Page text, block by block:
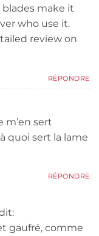
blades make it
who use it.
review on
RÉPONDRE
m’en sert
quoi sert la lame
RÉPONDRE
gaufré, comme